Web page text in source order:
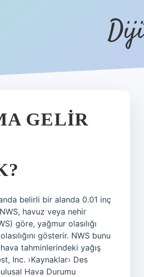
GELIR
belirli bir alanda 0.01 inç
havuz veya nehir
göre, yağmur olasılığı
gösterir. NWS bunu
tahminlerindeki yağış
Inc. ›Kaynaklar› Des
Hava Durumu